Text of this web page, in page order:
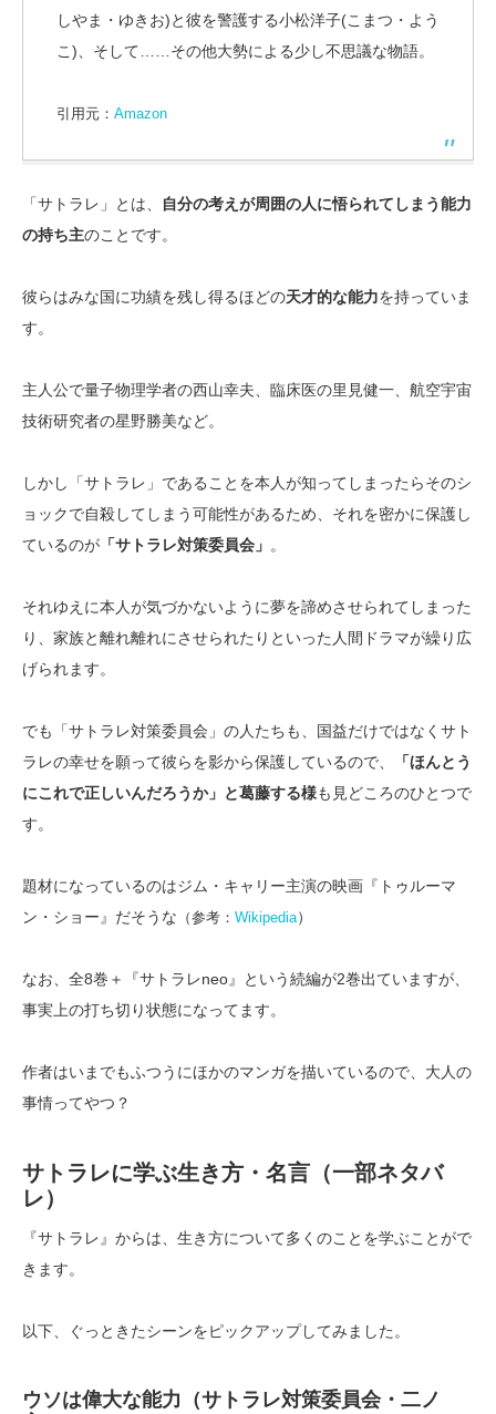
しやま・ゆきお)と彼を警護する小松洋子(こまつ・よう
こ)、そして……その他大勢による少し不思議な物語。
引用元： Amazon
「サトラレ」とは、
自分の考えが周囲の人に悟られてしまう能力
の持ち主のことです。
彼らはみな国に功績を残し得るほどの天才的な能力を持っていま
す。
主人公で量子物理学者の西山幸夫、臨床医の里見健一、航空宇宙
技術研究者の星野勝美など。
しかし「サトラレ」であることを本人が知ってしまったらそのシ
ョックで自殺してしまう可能性があるため、それを密かに保護し
ているのが 「サトラレ対策委員会」 。
それゆえに本人が気づかないように夢を諦めさせられてしまった
り、家族と離れ離れにさせられたりといった人間ドラマが繰り広
げられます。
でも「サトラレ対策委員会」の人たちも、国益だけではなくサト
ラレの幸せを願って彼らを影から保護しているので、
「ほんとう
にこれで正しいんだろうか」と葛藤する様も見どころのひとつで
す。
題材になっているのはジム・キャリー主演の映画『トゥルーマ
ン・ショー』だそうな （参考： Wikipedia）
なお、全8巻＋『サトラレneo』という続編が2巻出ていますが、
事実上の打ち切り状態になってます。
作者はいまでもふつうにほかのマンガを描いているので、大人の
事情ってやつ？
サトラレに学ぶ生き方・名言（一部ネタバ
レ）
『サトラレ』からは、生き方について多くのことを学ぶことがで
きます。
以下、ぐっときたシーンをピックアップしてみました。
ウソは偉大な能力（サトラレ対策委員会・二ノ